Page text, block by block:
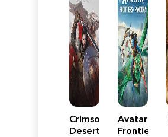
Crimson
Desert
Avatar:
Frontiers